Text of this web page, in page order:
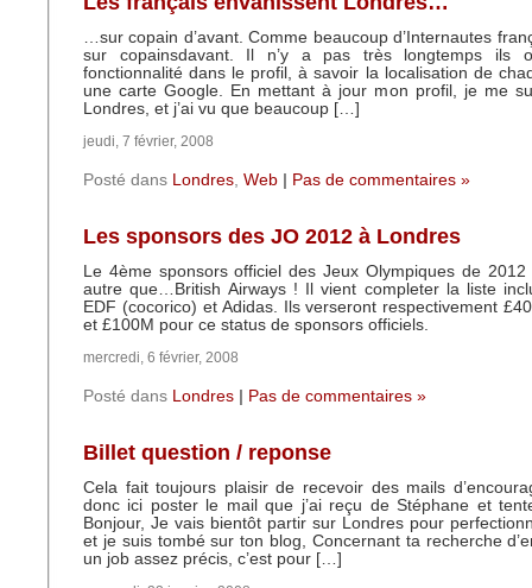
…sur copain d’avant. Comme beaucoup d’Internautes
sur copainsdavant. Il n’y a pas très longtemps ils
fonctionnalité dans le profil, à savoir la localisation de
une carte Google. En mettant à jour mon profil, je me
Londres, et j’ai vu que beaucoup […]
jeudi, 7 février, 2008
Posté dans Londres, Web Pas de commentaires »
Les sponsors des JO 2012 à Londres
Le 4ème sponsors officiel des Jeux Olympiques de 2012
autre que…British Airways ! Il vient completer la liste
EDF (cocorico) et Adidas. Ils verseront respectivement
et £100M pour ce status de sponsors officiels.
mercredi, 6 février, 2008
Posté dans Londres Pas de commentaires »
Billet question / reponse
Cela fait toujours plaisir de recevoir des mails
donc ici poster le mail que j’ai reçu de Stéphane et
Bonjour, Je vais bientôt partir sur Londres pour
et je suis tombé sur ton blog, Concernant ta recherche
un job assez précis, c’est pour […]